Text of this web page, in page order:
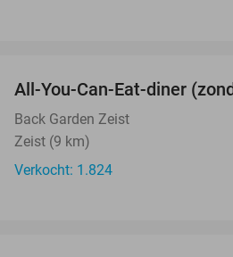
All-You-Can-Eat-diner
Back Garden Zeist
Zeist (9 km)
Verkocht: 1.824